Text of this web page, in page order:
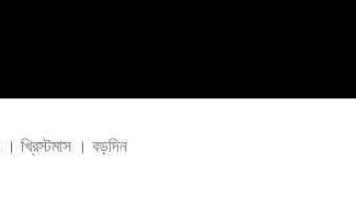
। বড়দিন